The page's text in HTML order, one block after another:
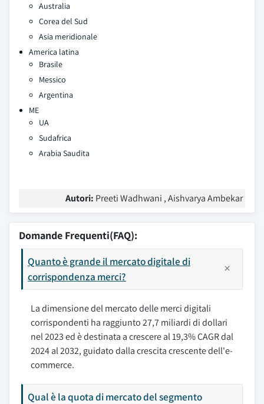
Australia
Corea del Sud
Asia meridionale
America latina
Brasile
Messico
Argentina
ME
UA
Sudafrica
Arabia Saudita
Autori: Preeti Wadhwani , Aishvarya Ambekar
Domande Frequenti(FAQ):
Quanto è grande il mercato digitale di
corrispondenza merci?
La dimensione del mercato delle merci digitali
corrispondenti ha raggiunto 27,7 miliardi di dollari
nel 2023 ed è destinata a crescere al 19,3% CAGR dal
2024 al 2032, guidato dalla crescita crescente dell'e-
commerce.
Qual è la quota di mercato del segmento